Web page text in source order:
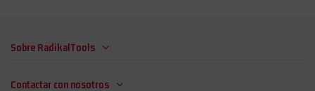
Sobre RadikalTools
Contactar con nosotros